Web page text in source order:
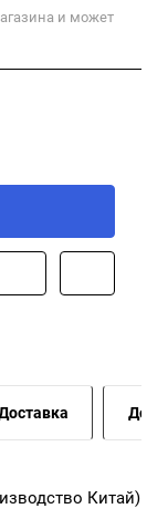
и может
Китай)